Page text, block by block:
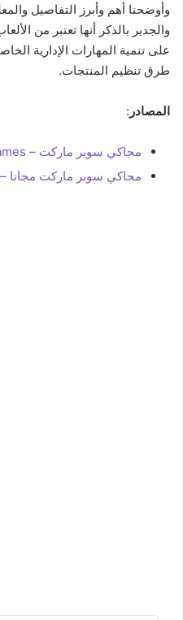
وأوضحنا أهم وأبرز التفاصيل
والجدير بالذكر أنها تعتبر من
على تنمية المهارات الإدارية
طرق تنظيم المنتجات.
المصادر :
محاكي سوبر ماركت – downloadcomputergames
محاكي سوبر ماركت مجانا – directforgames